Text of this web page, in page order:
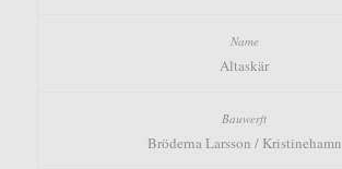
Altaskär
Bröderna Larsson / Kristinehamn